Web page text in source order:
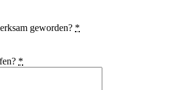
geworden? *
*